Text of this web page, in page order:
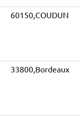
60150,COUDUN
33800,Bordeaux